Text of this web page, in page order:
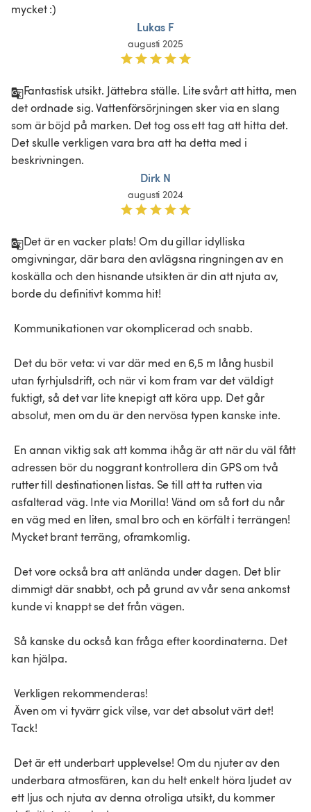
mycket :)
Lukas F
augusti 2025
Fantastisk utsikt. Jättebra ställe. Lite svårt att hitta, men
det ordnade sig. Vattenförsörjningen sker via en slang
som är böjd på marken. Det tog oss ett tag att hitta det.
Det skulle verkligen vara bra att ha detta med i
beskrivningen.
Dirk N
augusti 2024
Det är en vacker plats! Om du gillar idylliska
omgivningar, där bara den avlägsna ringningen av en
koskälla och den hisnande utsikten är din att njuta av,
borde du definitivt komma hit!
utan fyrhjulsdrift, och när vi kom fram var det väldigt
fuktigt, så det var lite knepigt att köra upp. Det går
absolut, men om du är den nervösa typen kanske inte.
adressen bör du noggrant kontrollera din GPS om två
rutter till destinationen listas. Se till att ta rutten via
asfalterad väg. Inte via Morilla! Vänd om så fort du når
en väg med en liten, smal bro och en körfält i terrängen!
Mycket brant terräng, oframkomlig.
dimmigt där snabbt, och på grund av vår sena ankomst
kunde vi knappt se det från vägen.
kan hjälpa.
Tack!
underbara atmosfären, kan du helt enkelt höra ljudet av
ett ljus och njuta av denna otroliga utsikt, du kommer